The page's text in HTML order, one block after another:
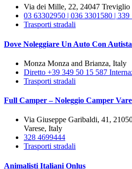
Via dei Mille, 22, 24047 Treviglio
03 63302950 | 036 3301580 | 339
Trasporti stradali
Dove Noleggiare Un Auto Con
Monza Monza and Brianza, Italy
Diretto +39 349 50 15 587
Trasporti stradali
Full Camper – Noleggio Camper
Via Giuseppe Garibaldi, 41,
Varese, Italy
328 4699444
Trasporti stradali
Animalisti Italiani Onlus